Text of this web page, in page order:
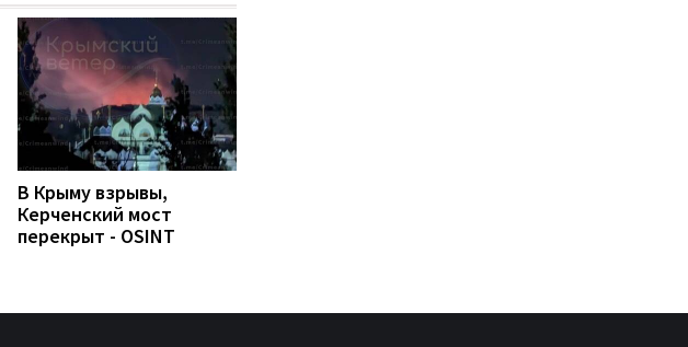
В Крыму взрывы,
Керченский мост
перекрыт - OSINT